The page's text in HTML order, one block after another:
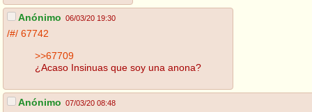
Anónimo 06/03/20 19:30
/#/ 67742
>>67709
¿Acaso Insinuas que soy una anona?
Anónimo 07/03/20 08:48